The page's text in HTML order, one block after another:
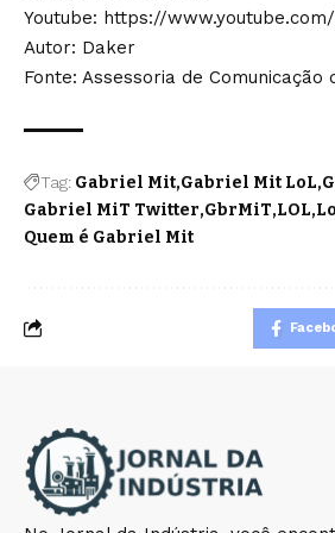
Youtube: https://
Autor: Daker
Fonte: Assessoria de Comunicação
Tag: Gabriel Mit Gabriel Mit LoL
Gabriel MiT Twitter GbrMiT LOL
Quem é Gabriel Mit